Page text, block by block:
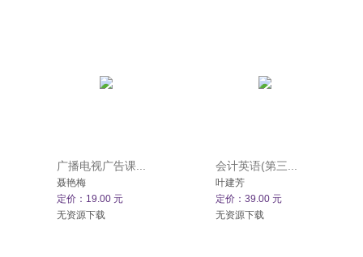
广播电视广告课...
聂艳梅
定价：19.00 元
无资源下载
会计英语(第三...
叶建芳
定价：39.00 元
无资源下载